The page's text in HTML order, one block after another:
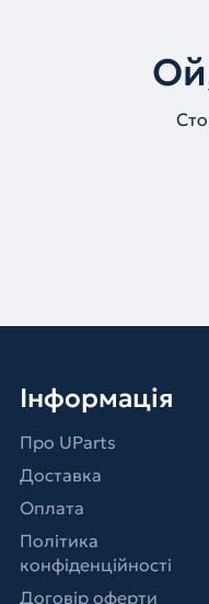
Інформація
Про UParts
Доставка
Оплата
Політика
конфіденційності
Договір оферти